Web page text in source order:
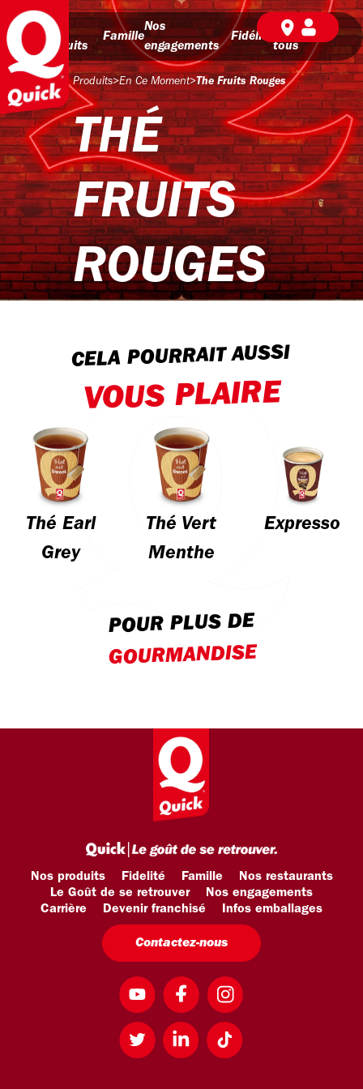
Nos
produits
Famille
Nos
engagements
Fidélité
BD pour
tous
Produits>En Ce Moment>The Fruits Rouges
THÉ
FRUITS
ROUGES
CELA POURRAIT AUSSI
VOUS PLAIRE
Thé Earl
Grey
Thé Vert
Menthe
Expresso
POUR PLUS DE
GOURMANDISE
Nos produits Fidelité Famille
Nos restaurants
Le Goût de se retrouver
Nos engagements
Carrière
Devenir franchisé Infos emballages
Contactez-nous